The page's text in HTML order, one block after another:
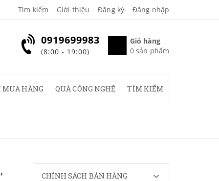
Tìm kiếm Giới thiệu Đăng ký Đăng nhập
Giỏ hàng
0 sản phẩm
0919699983
(8:00 - 19:00)
MUA HÀNG QUÀ CÔNG NGHỆ TÌM KIẾM
CHÍNH SÁCH BÁN HÀNG